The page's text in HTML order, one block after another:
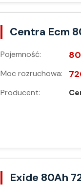
Centra Ecm
Pojemność:
Moc rozruchowa:
Producent:
Exide 80Ah